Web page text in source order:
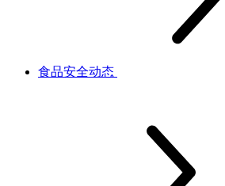
食品安全动态